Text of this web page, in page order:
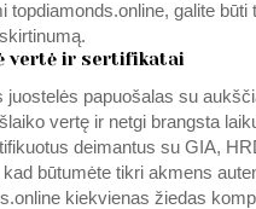
topdiamonds.online, galite būti
vertė ir sertifikatai
juostelės papuošalas su
vertę ir netgi brangsta
deimantus su GIA,
būtumėte tikri akmens
kiekvienas žiedas